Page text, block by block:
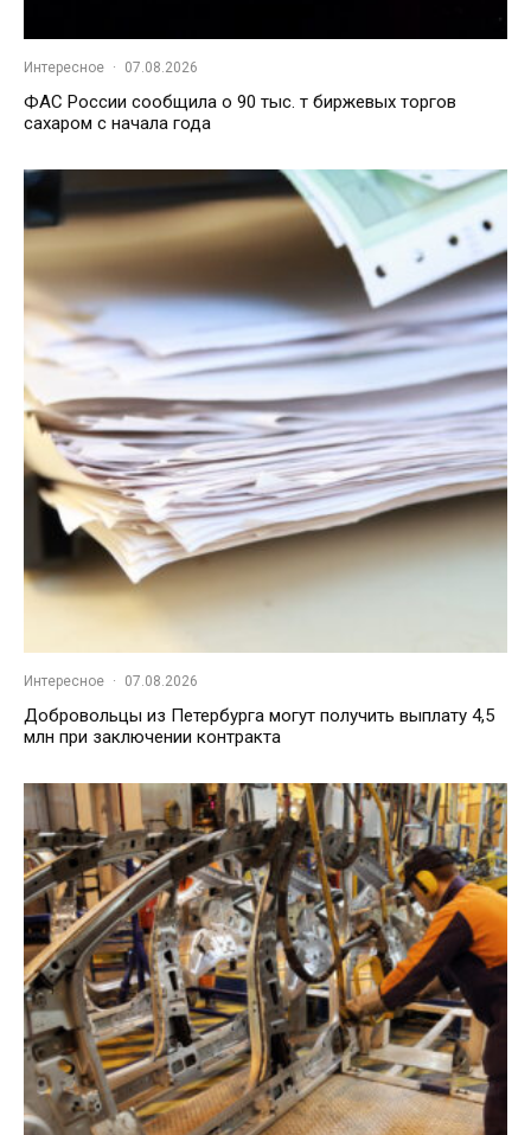
Интересное · 07.08.2026
ФАС России сообщила о 90 тыс. т биржевых торгов
сахаром с начала года
Интересное · 07.08.2026
Добровольцы из Петербурга могут получить выплату 4,5
млн при заключении контракта